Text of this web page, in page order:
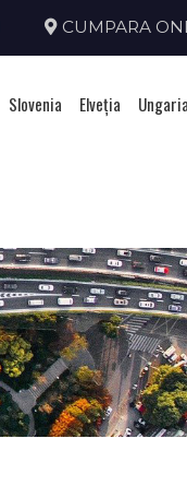
CUMPARA
Slovenia Elveţia Ungaria